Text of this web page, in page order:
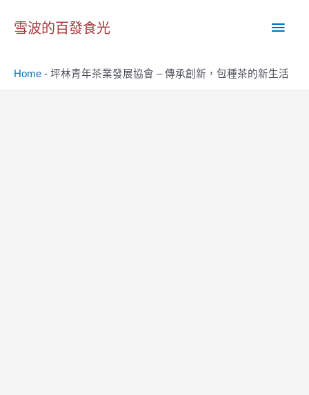
雪波的百發食光
主
Home - 坪林青年茶業發展協會 – 傳承創新，包種茶的新生活